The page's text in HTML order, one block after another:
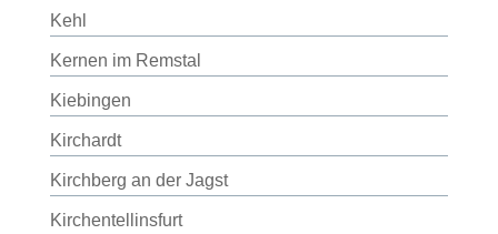
Kehl
Kernen im Remstal
Kiebingen
Kirchardt
Kirchberg an der Jagst
Kirchentellinsfurt